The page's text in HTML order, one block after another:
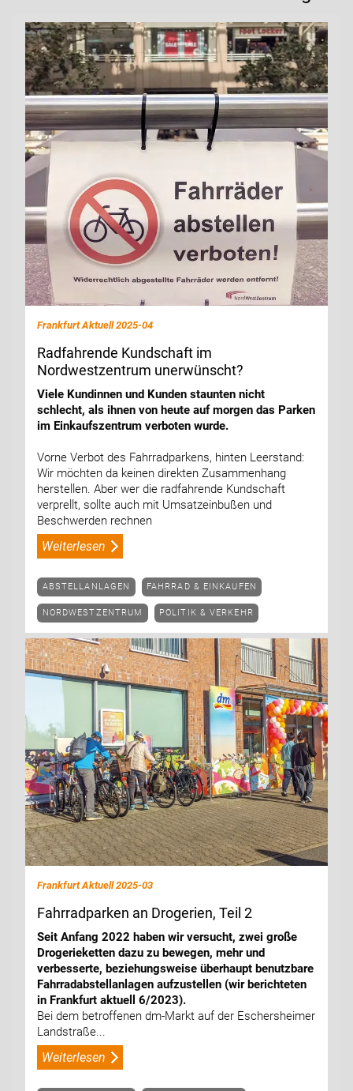
Frankfurt Aktuell 2025-04
Radfahrende Kundschaft im
Nordwestzentrum ­unerwünscht?
Viele Kundinnen und Kunden staunten nicht
schlecht, als ihnen von heute auf morgen das Parken
im Einkaufszentrum verboten wurde.
Vorne Verbot des Fahrradparkens, hinten Leerstand:
Wir möchten da keinen direkten Zusammenhang
herstellen. Aber wer die radfahrende Kundschaft
verprellt, sollte auch mit Umsatzeinbußen und
Beschwerden rechnen
Weiterlesen
ABSTELLANLAGEN FAHRRAD & EINKAUFEN
NORDWESTZENTRUM POLITIK & VERKEHR
Frankfurt Aktuell 2025-03
Fahrradparken an Drogerien, Teil 2
Seit Anfang 2022 haben wir versucht, zwei große
Drogerieketten dazu zu bewegen, mehr und
verbesserte, beziehungsweise überhaupt benutzbare
Fahrradabstellanlagen aufzustellen (wir berichteten
in Frankfurt aktuell 6/2023).
Bei dem betroffenen dm-Markt auf der Eschersheimer
Landstraße...
Weiterlesen